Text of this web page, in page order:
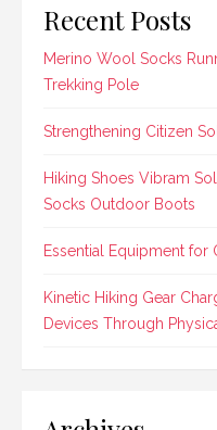
Recent Posts
Merino Wool Socks
Trekking Pole
Strengthening Citizen
Hiking Shoes Vibram
Socks Outdoor Boots
Essential Equipment
Kinetic Hiking Gear
Devices Through